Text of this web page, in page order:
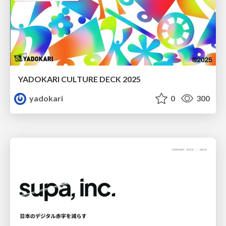
YADOKARI CULTURE DECK 2025
yadokari
0 300